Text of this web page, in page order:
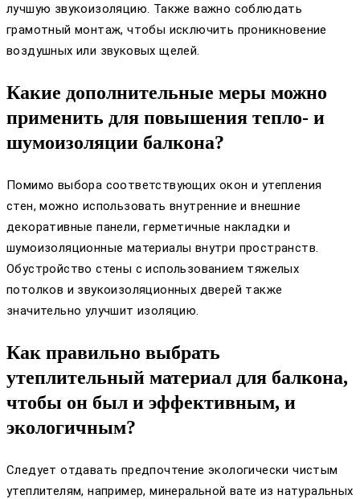
лучшую звукоизоляцию. Также важно соблюдать
грамотный монтаж, чтобы исключить проникновение
воздушных или звуковых щелей.
Какие дополнительные меры можно
применить для повышения тепло- и
шумоизоляции балкона?
Помимо выбора соответствующих окон и утепления
стен, можно использовать внутренние и внешние
декоративные панели, герметичные накладки и
шумоизоляционные материалы внутри пространств.
Обустройство стены с использованием тяжелых
потолков и звукоизоляционных дверей также
значительно улучшит изоляцию.
Как правильно выбрать
утеплительный материал для балкона,
чтобы он был и эффективным, и
экологичным?
Следует отдавать предпочтение экологически чистым
утеплителям, например, минеральной вате из натуральных